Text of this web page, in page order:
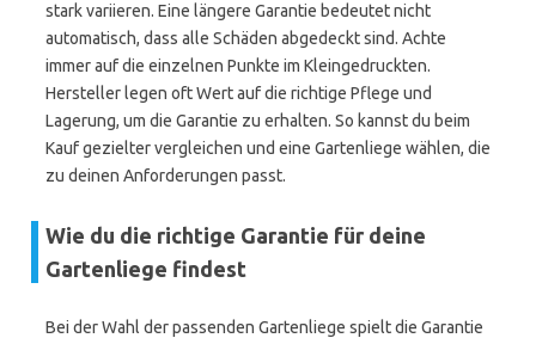
stark variieren. Eine längere Garantie bedeutet nicht
automatisch, dass alle Schäden abgedeckt sind. Achte
immer auf die einzelnen Punkte im Kleingedruckten.
Hersteller legen oft Wert auf die richtige Pflege und
Lagerung, um die Garantie zu erhalten. So kannst du beim
Kauf gezielter vergleichen und eine Gartenliege wählen, die
zu deinen Anforderungen passt.
Wie du die richtige Garantie für deine
Gartenliege findest
Bei der Wahl der passenden Gartenliege spielt die Garantie